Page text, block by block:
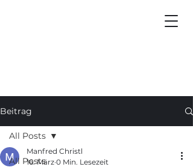
Beitrag
All Posts
All Posts
Manfred Christl
16. März 0 Min. Lesezeit